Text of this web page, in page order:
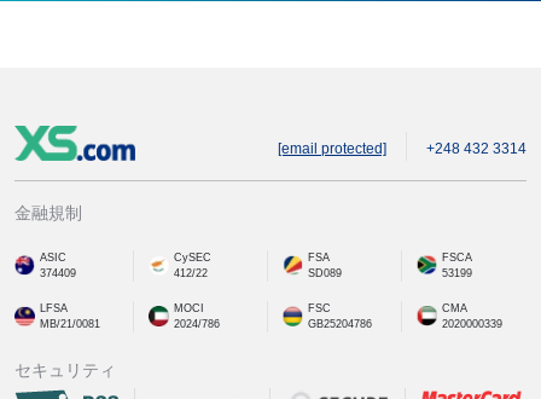
[email protected] +248 432 3314
金融規制
ASIC
374409
CySEC
412/22
FSA
SD089
FSCA
53199
LFSA
MB/21/0081
MOCI
2024/786
FSC
GB25204786
CMA
2020000339
セキュリティ